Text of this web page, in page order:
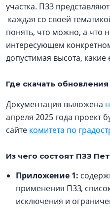
участка. ПЗЗ
каждая со своей
понять, что можно, а что
интересующем
допустимая высота, какие
Где скачать
Документация выложена
апреля 2025 года проект
сайте комитета по
Из чего состоят ПЗЗ
Приложение 1:
применения ПЗЗ,
исключения и